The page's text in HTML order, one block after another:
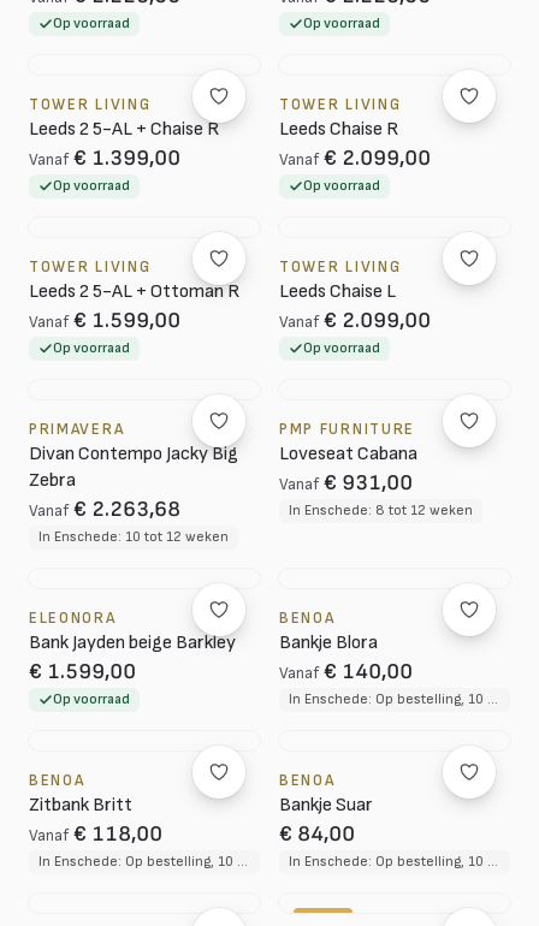
Op voorraad Op voorraad
TOWER LIVING
Leeds 2 5-AL + Chaise R
Vanaf € 1.399,00
Op voorraad
TOWER LIVING
Leeds Chaise R
Vanaf € 2.099,00
Op voorraad
TOWER LIVING
Leeds 2 5-AL + Ottoman R
Vanaf € 1.599,00
Op voorraad
TOWER LIVING
Leeds Chaise L
Vanaf € 2.099,00
Op voorraad
PRIMAVERA
Divan Contempo Jacky Big
Zebra
Vanaf € 2.263,68
In Enschede: 10 tot 12 weken
PMP FURNITURE
Loveseat Cabana
Vanaf € 931,00
In Enschede: 8 tot 12 weken
ELEONORA
Bank Jayden beige Barkley
€ 1.599,00
Op voorraad
BENOA
Bankje Blora
Vanaf € 140,00
In Enschede: Op bestelling, 10 tot 12 weken levertijd
BENOA
Zitbank Britt
Vanaf € 118,00
In Enschede: Op bestelling, 10 tot 12 weken levertijd
BENOA
Bankje Suar
€ 84,00
In Enschede: Op bestelling, 10 tot 12 weken levertijd